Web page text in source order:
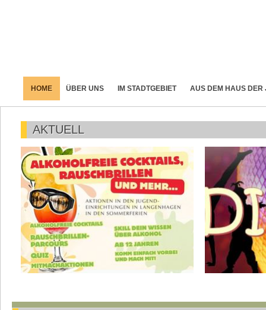
HOME ÜBER UNS IM STADTGEBIET AUS DEM HAUS DER
AKTUELL